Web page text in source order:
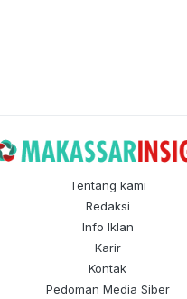
Tentang kami
Redaksi
Info Iklan
Karir
Kontak
Pedoman Media Siber